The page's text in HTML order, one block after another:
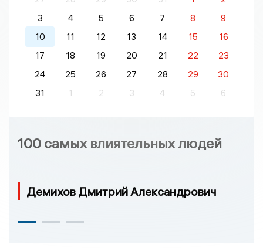
3
4 5 6 7 8
9
10
11 12 13 14 15
16
17
18 19 20 21 22
23
24
25 26 27 28 29
30
31
1 2 3 4 5 6
100 самых влиятельных людей
Демихов Дмитрий Александрович